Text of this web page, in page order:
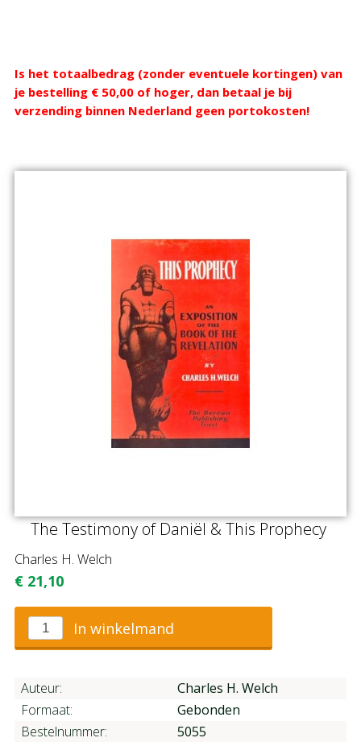
Webshop
Is het totaalbedrag (zonder eventuele kortingen) van
je bestelling € 50,00 of hoger, dan betaal je bij
verzending binnen Nederland geen portokosten!
The Testimony of Daniël & This Prophecy
Charles H. Welch
€ 21,10
In winkelmand
Auteur:
Charles H. Welch
Formaat:
Gebonden
Bestelnummer:
5055